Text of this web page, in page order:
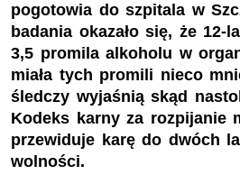
pogotowia do szpitala w
badania okazało się, że 12-
3,5 promila alkoholu w
miała tych promili nieco
śledczy wyjaśnią skąd
Kodeks karny za rozpijanie
przewiduje karę do dwóch
wolności.